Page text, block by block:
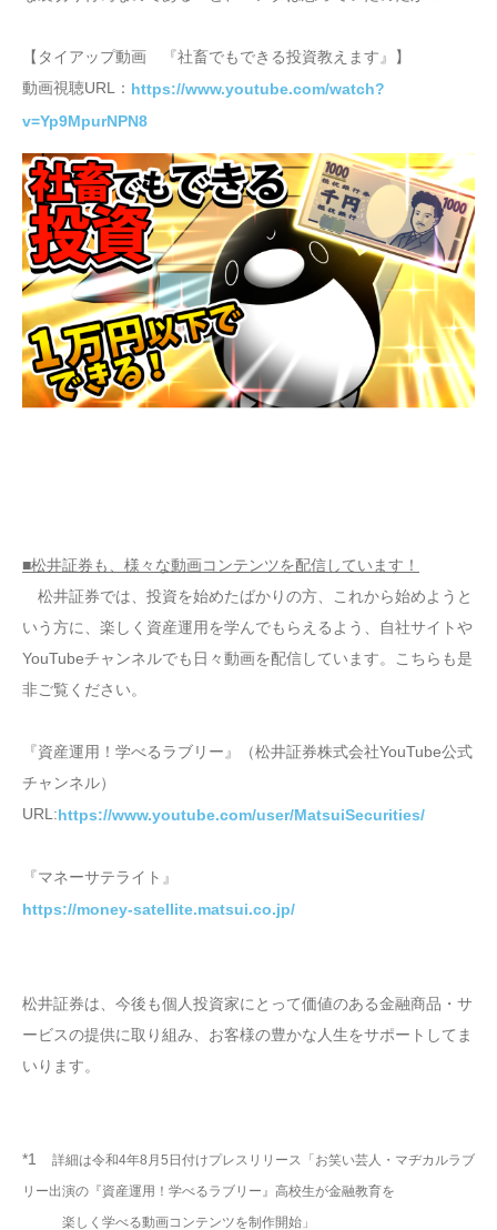
【タイアップ動画 『社畜でもできる投資教えます』】
動画視聴URL： https://www.youtube.com/watch?
v=Yp9MpurNPN8
■松井証券も、様々な動画コンテンツを配信しています！
松井証券では、投資を始めたばかりの方、これから始めようと
いう方に、楽しく資産運用を学んでもらえるよう、自社サイトや
YouTubeチャンネルでも日々動画を配信しています。こちらも是
非ご覧ください。
『資産運用！学べるラブリー』（松井証券株式会社YouTube公式
チャンネル）
URL:https://www.youtube.com/user/MatsuiSecurities/
『マネーサテライト』
https://money-satellite.matsui.co.jp/
松井証券は、今後も個人投資家にとって価値のある金融商品・サ
ービスの提供に取り組み、お客様の豊かな人生をサポートしてま
いります。
*1 詳細は令和4年8月5日付けプレスリリース「お笑い芸人・マヂカルラブ
リー出演の『資産運用！学べるラブリー』高校生が金融教育を
楽しく学べる動画コンテンツを制作開始」